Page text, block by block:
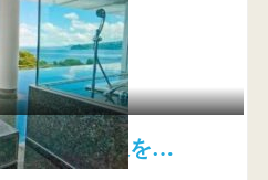
質の温泉を…